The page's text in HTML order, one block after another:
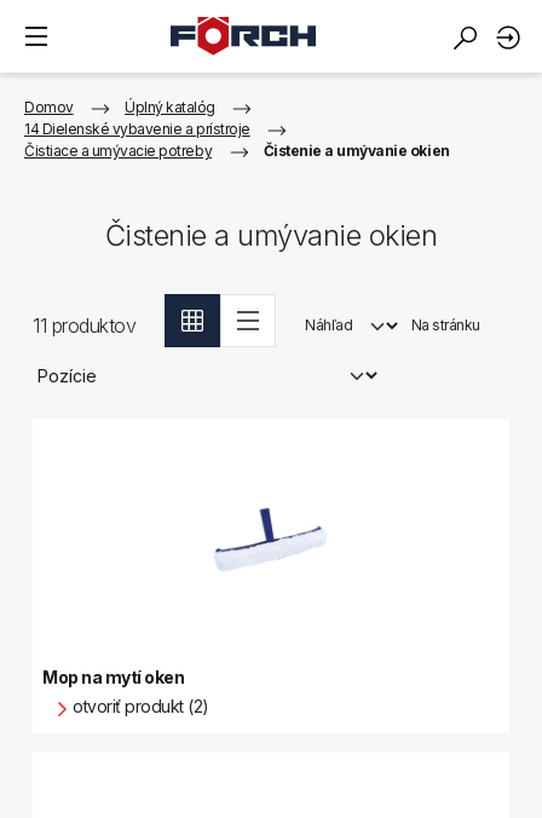
Domov
Úplný katalóg
14 Dielenské vybavenie a prístroje
Čistiace a umývacie potreby
Čistenie a umývanie okien
Čistenie a umývanie okien
11 produktov Náhľad Na stránku
Mop na mytí oken
otvoriť produkt (2)